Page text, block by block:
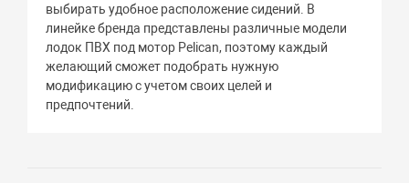
выбирать удобное расположение сидений. В
линейке бренда представлены различные модели
лодок ПВХ под мотор Pelican, поэтому каждый
желающий сможет подобрать нужную
модификацию с учетом своих целей и
предпочтений.